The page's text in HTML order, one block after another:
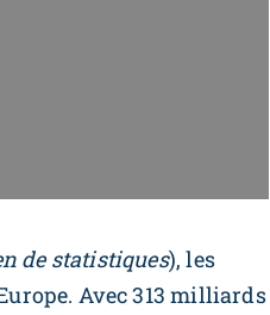
de statistiques), les
Avec 313 milliards